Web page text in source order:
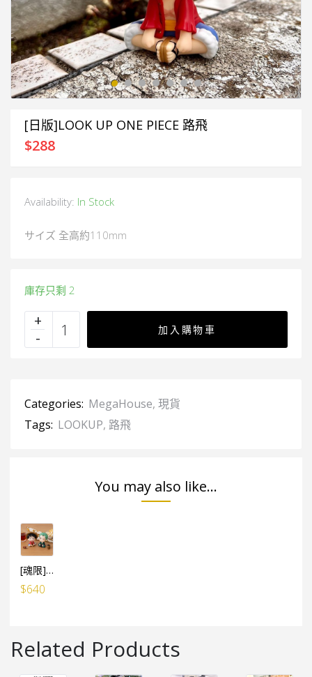
[日版]LOOK UP ONE PIECE 路飛
$288
Availability: In Stock
サイズ 全高約110mm
庫存只剩 2
加入購物車
Categories: MegaHouse, 現貨
Tags: LOOKUP, 路飛
You may also like...
[魂限]LOOK UP ONE PIECE 路飛&卓洛 限定SET (特典附：肉、酒杯)
$640
Related Products